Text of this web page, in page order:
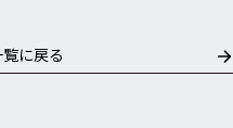
覧に戻る